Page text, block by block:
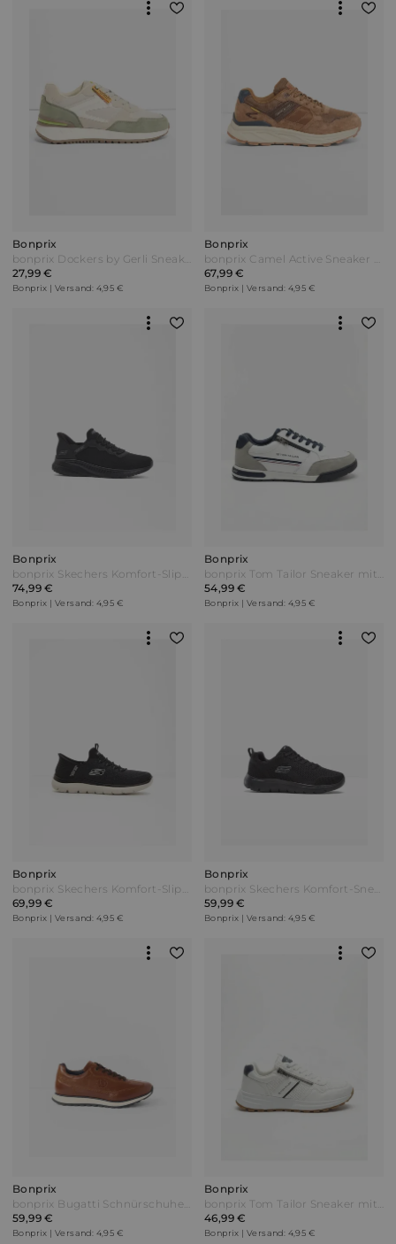
Bonprix
bonprix Dockers by Gerli Sneaker mit Mesheinsätzen Grau
27,99 €
Bonprix | Versand: 4,95 €
Bonprix
bonprix Camel Active Sneaker aus Veloursleder Braun
67,99 €
Bonprix | Versand: 4,95 €
Bonprix
bonprix Skechers Komfort-Slip-In-Sneaker mit Memory Foam Schwarz
74,99 €
Bonprix | Versand: 4,95 €
Bonprix
bonprix Tom Tailor Sneaker mit Reißverschluss Weiß
54,99 €
Bonprix | Versand: 4,95 €
Bonprix
bonprix Skechers Komfort-Slip-In-Sneaker mit Memory Foam Schwarz
69,99 €
Bonprix | Versand: 4,95 €
Bonprix
bonprix Skechers Komfort-Sneaker mit Memory Foam Schwarz
59,99 €
Bonprix | Versand: 4,95 €
Bonprix
bonprix Bugatti Schnürschuhe Braun
59,99 €
Bonprix | Versand: 4,95 €
Bonprix
bonprix Tom Tailor Sneaker mit Reißverschluss Weiß
46,99 €
Bonprix | Versand: 4,95 €